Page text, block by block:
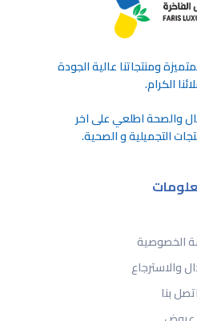
وﻣﻨﺘﺠﺎﺗﻨﺎ ﻋﺎﻟﻴﺔ اﻟﺠﻮدة
اﻟﻜﺮام.
والصحة اطلعي على اخر
التجميلية و الصحية.
الخصوصية
والاسترجاع
اتصل بنا